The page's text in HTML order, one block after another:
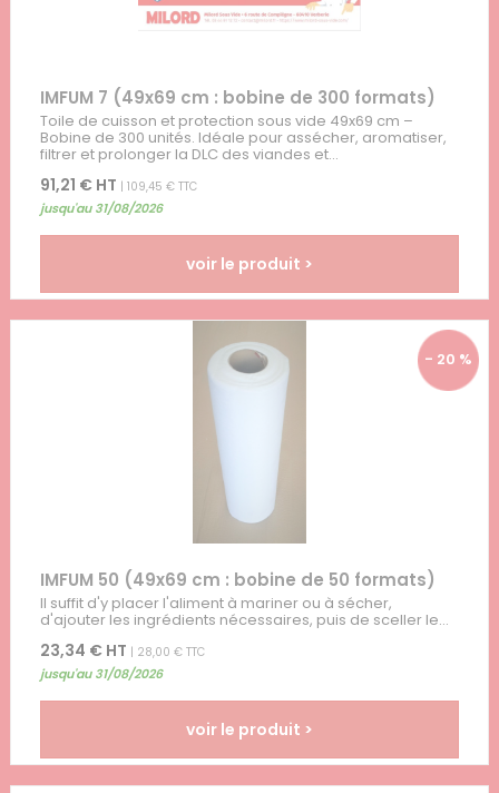
IMFUM 7 (49x69 cm : bobine de 300 formats)
Toile de cuisson et protection sous vide 49x69 cm –
Bobine de 300 unités. Idéale pour assécher, aromatiser,
filtrer et prolonger la DLC des viandes et...
91,21 € HT | 109,45 € TTC
jusqu'au 31/08/2026
voir le produit >
- 20 %
IMFUM 50 (49x69 cm : bobine de 50 formats)
Il suffit d'y placer l'aliment à mariner ou à sécher,
d'ajouter les ingrédients nécessaires, puis de sceller le...
23,34 € HT | 28,00 € TTC
jusqu'au 31/08/2026
voir le produit >